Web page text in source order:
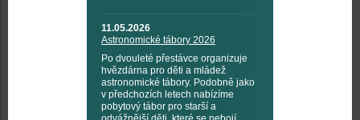
11.05.2026
Astronomické tábory 2026
Po dvouleté přestávce organizuje
hvězdárna pro děti a mládež
astronomické tábory. Podobně jako
v předchozích letech nabízíme
pobytový tábor pro starší a